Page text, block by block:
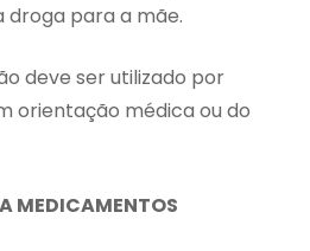
para a mãe.
deve ser utilizado por
orientação médica ou do
MEDICAMENTOS